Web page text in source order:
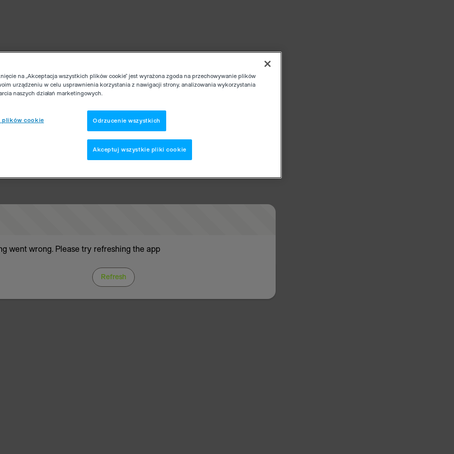
went wrong. Please try refreshing the app
Refresh
na „Akceptacja wszystkich plików cookie” jest wyrażona zgoda na przechowywanie plików
urządzeniu w celu usprawnienia korzystania z nawigacji strony, analizowania wykorzystania
naszych działań marketingowych.
plików cookie Odrzucenie wszystkich
Akceptuj wszystkie pliki cookie